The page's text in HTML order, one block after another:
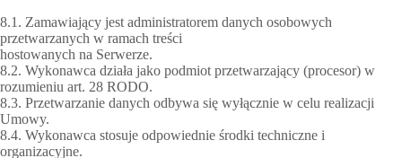
8.1. Zamawiający jest administratorem danych osobowych
przetwarzanych w ramach treści
hostowanych na Serwerze.
8.2. Wykonawca działa jako podmiot przetwarzający (procesor) w
rozumieniu art. 28 RODO.
8.3. Przetwarzanie danych odbywa się wyłącznie w celu realizacji
Umowy.
8.4. Wykonawca stosuje odpowiednie środki techniczne i
organizacyjne.